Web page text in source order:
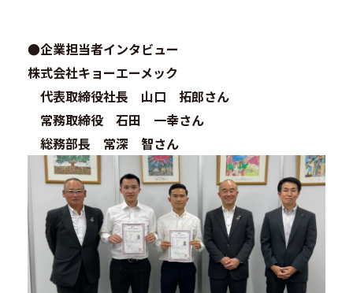
●企業担当者インタビュー
株式会社キョーエーメック
代表取締役社長 山口 拓郎さん
常務取締役 石田 一幸さん
総務部長 常深 智さん